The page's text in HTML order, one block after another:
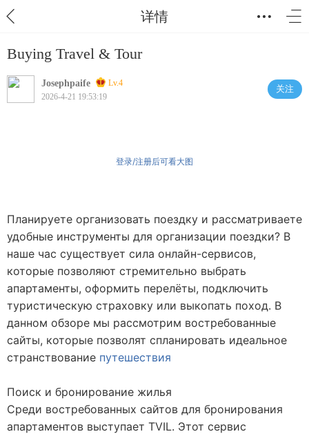
详情
Buying Travel & Tour
Josephpaife
Lv.4
2026-4-21 19:53:19
关注
登录/注册后可看大图
Планируете организовать поездку и рассматриваете
удобные инструменты для организации поездки? В
наше час существует сила онлайн-сервисов,
которые позволяют стремительно выбрать
апартаменты, оформить перелёты, подключить
туристическую страховку или выкопать поход. В
данном обзоре мы рассмотрим востребованные
сайты, которые позволят спланировать идеальное
странствование путешествия
Поиск и бронирование жилья
Среди востребованных сайтов для бронирования
апартаментов выступает TVIL. Этот сервис